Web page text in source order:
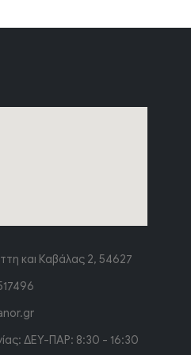
και Καβάλας 2, 54627
ΔΕΥ-ΠΑΡ: 8:30 - 16:30